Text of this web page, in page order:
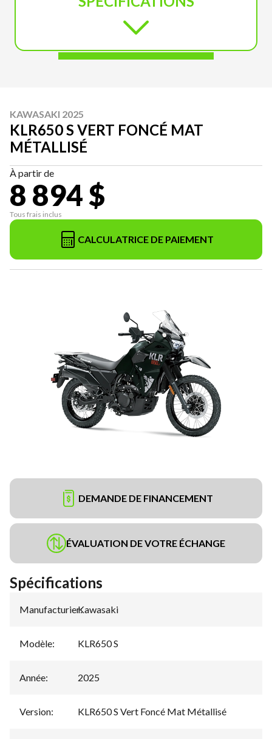
KAWASAKI 2025
KLR650 S VERT FONCÉ MAT
MÉTALLISÉ
À partir de
8 894 $
Tous frais inclus
CALCULATRICE DE PAIEMENT
DEMANDE DE FINANCEMENT
ÉVALUATION DE VOTRE ÉCHANGE
Spécifications
Manufacturier:
Kawasaki
Modèle: KLR650 S
Année: 2025
Version: KLR650 S Vert Foncé Mat Métallisé